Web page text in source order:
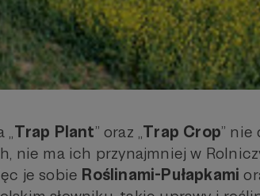
„Trap Plant” oraz „Trap Crop” nie
nie ma ich przynajmniej w
je sobie Roślinami-Pułapkami